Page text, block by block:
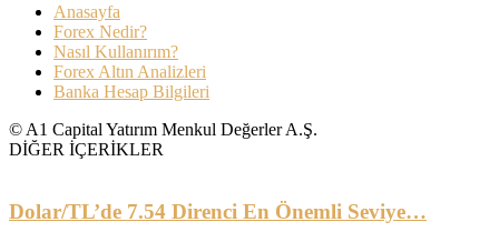
Anasayfa
Forex Nedir?
Nasıl Kullanırım?
Forex Altın Analizleri
Banka Hesap Bilgileri
© A1 Capital Yatırım Menkul Değerler A.Ş.
DİĞER İÇERİKLER
Dolar/TL’de 7.54 Direnci En Önemli Seviye…